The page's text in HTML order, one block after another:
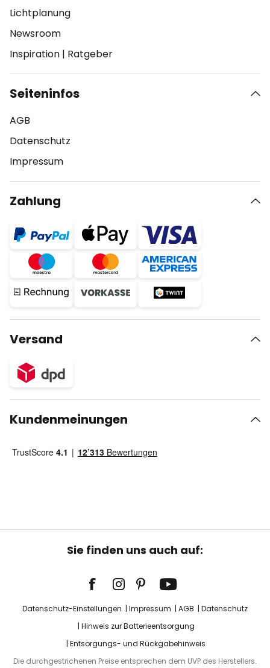
Lichtplanung
Newsroom
Inspiration | Ratgeber
Seiteninfos
AGB
Datenschutz
Impressum
Zahlung
Versand
Kundenmeinungen
Sie finden uns auch auf:
Datenschutz-Einstellungen Impressum AGB
Datenschutz
Hinweis zur Batterieentsorgung
Entsorgungs- und Rückgabehinweis
Die durchgestrichenen Preise entsprechen dem UVP des Herstellers.